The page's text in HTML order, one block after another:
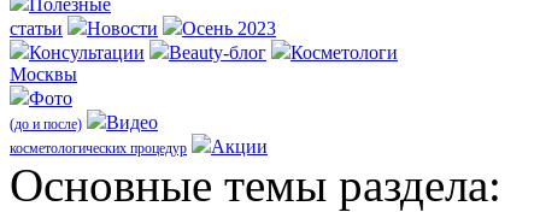
Полезные
статьи
Новости
Осень 2023
Консультации
Beauty-блог
Косметологи
Москвы
Фото
(до и после) Видео
косметологических процедур Акции
Оcновные темы раздела: